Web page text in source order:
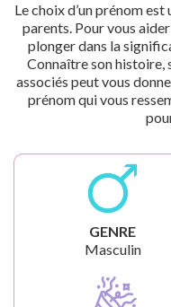
Le choix d’un prénom
parents. Pour vous
plonger dans la
Connaître son histoire,
associés peut vous
prénom qui vous
GENRE
Masculin